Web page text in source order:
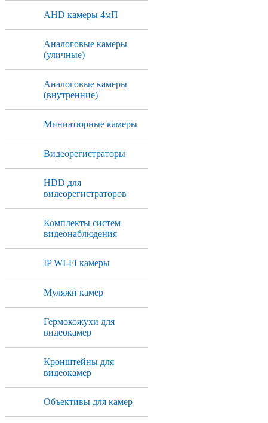
AHD камеры 4мП
Аналоговые камеры
(уличные)
Аналоговые камеры
(внутренние)
Миниатюрные камеры
Видеорегистраторы
HDD для
видеорегистраторов
Комплекты систем
видеонаблюдения
IP WI-FI камеры
Муляжи камер
Гермокожухи для
видеокамер
Кронштейны для
видеокамер
Объективы для камер